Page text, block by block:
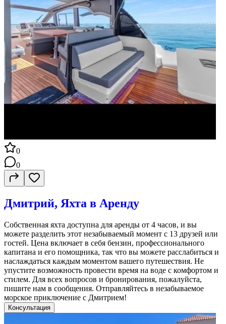
0
0
Дмитрий, Яхта в Аренду
Собственная яхта доступна для аренды от 4 часов, и вы
можете разделить этот незабываемый момент с 13 друзей или
гостей. Цена включает в себя бензин, профессионального
капитана и его помощника, так что вы можете расслабиться и
наслаждаться каждым моментом вашего путешествия. Не
упустите возможность провести время на воде с комфортом и
стилем. Для всех вопросов и бронирования, пожалуйста,
пишите нам в сообщения. Отправляйтесь в незабываемое
морское приключение с Дмитрием!
Консультация